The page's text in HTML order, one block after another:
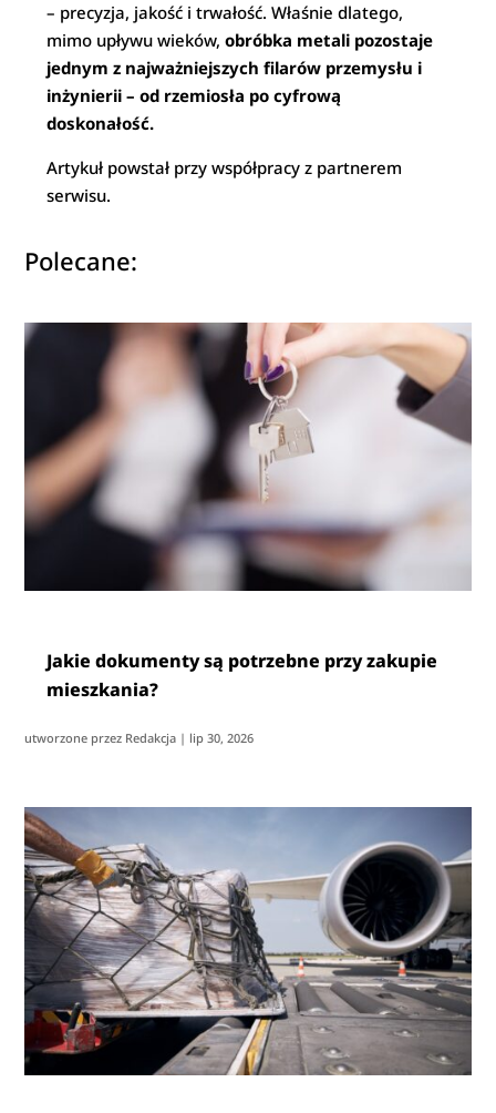
– precyzja, jakość i trwałość. Właśnie dlatego,
mimo upływu wieków,obróbka metali pozostaje
jednym z najważniejszych filarów przemysłu i
inżynierii – od rzemiosła po cyfrową
doskonałość.
Artykuł powstał przy współpracy z partnerem
serwisu.
Polecane:
Jakie dokumenty są potrzebne przy zakupie
mieszkania?
utworzone przez Redakcja | lip 30, 2026